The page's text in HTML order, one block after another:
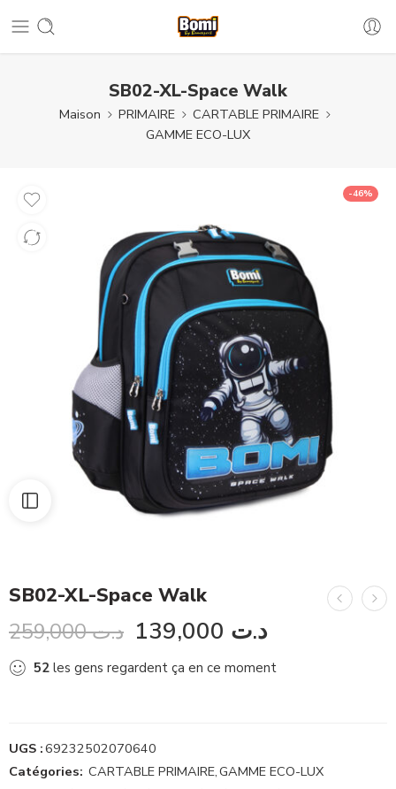
SB02-XL-Space Walk
Maison PRIMAIRE
CARTABLE PRIMAIRE
GAMME ECO-LUX
-46%
SB02-XL-Space Walk
د.ت259,000 د.ت
52 les gens regardent ça en ce moment
UGS :69232502070640
Catégories: CARTABLE PRIMAIRE,GAMME ECO-LUX